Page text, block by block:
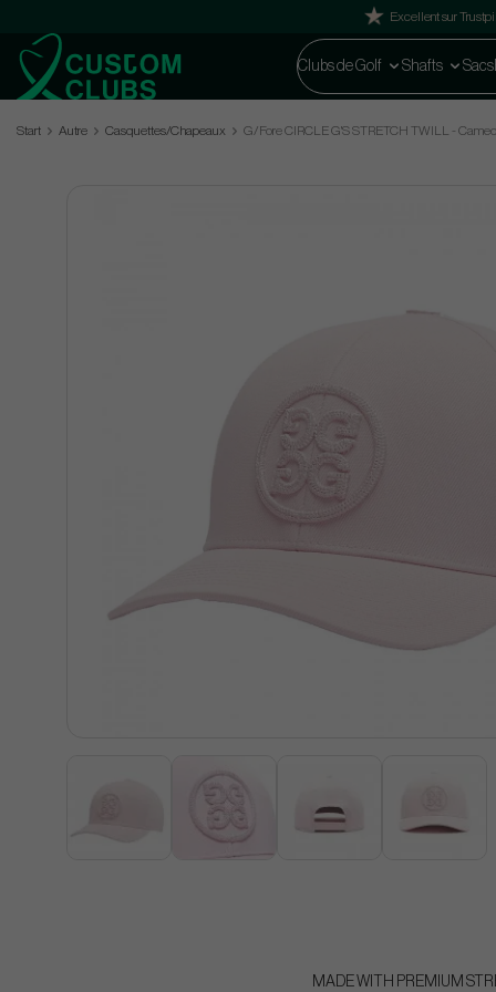
Excellent sur
Clubs de Golf Shafts Sacs
Start Autre Casquettes/Chapeaux G/Fore CIRCLE G'S STRETCH TWILL - Cameo
MADE WITH PREMIUM